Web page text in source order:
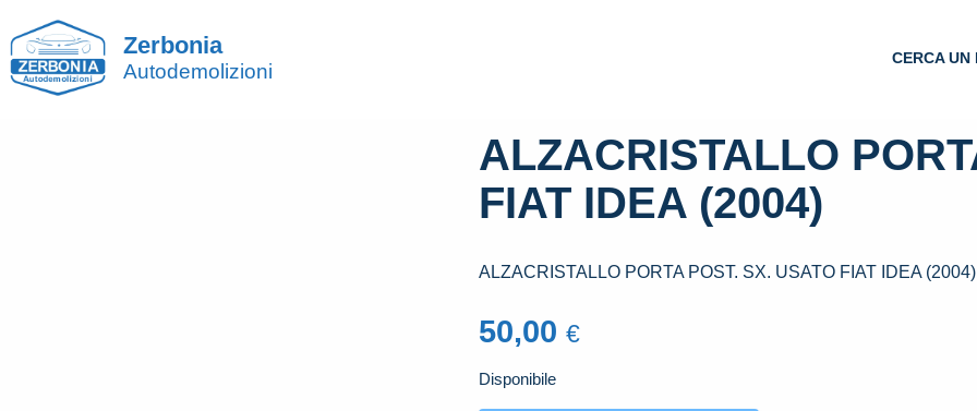
Zerbonia
Autodemolizioni
CERCA UN
ALZACRISTALLO
FIAT IDEA (2004)
ALZACRISTALLO PORTA POST. SX. USATO FIAT IDEA (2004)
50,00€
Disponibile